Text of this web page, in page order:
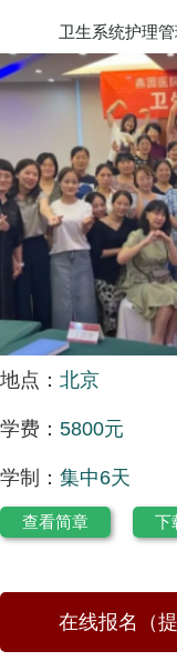
卫生系统护理
地点： 北京
学费： 5800元
学制： 集中6天
查看简章 下
在线报名（